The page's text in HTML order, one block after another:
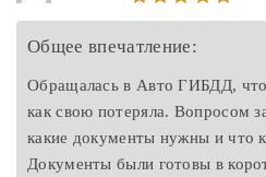
Общее впечатление:
Обращалась в Авто ГИБДД,
как свою потеряла. Вопросом
какие документы нужны и что
Документы были готовы в